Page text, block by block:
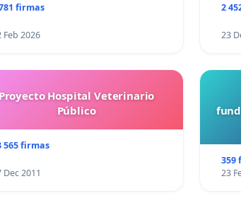
firmas
Feb 2026
2
23
Hospital Veterinario
Público
565 firmas
Dec 2011
359
23